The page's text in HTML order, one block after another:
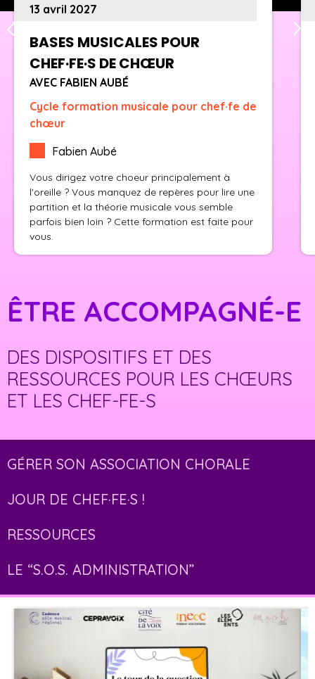
13 avril 2027
BASES MUSICALES POUR
CHEF·FE·S DE CHŒUR
AVEC FABIEN AUBÉ
Cycle formation musicale pour chef·fe de
chœur
Fabien Aubé
Vous dirigez votre choeur principalement à
l'oreille ? Vous manquez de repères pour lire une
partition et la théorie musicale vous semble
parfois bien loin ? Cette formation est faite pour
vous.
ÊTRE ACCOMPAGNÉ-E
DES DISPOSITIFS ET DES
RESSOURCES POUR LES CHŒURS
ET LES CHEF-FE-S
GÉRER SON ASSOCIATION CHORALE
JOUR DE CHEF·FE·S !
RESSOURCES
LE “S.O.S. ADMINISTRATION”